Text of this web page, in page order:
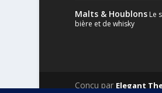
Malts & HoublonsLe
bière et de whisky
Conçu par Elegant